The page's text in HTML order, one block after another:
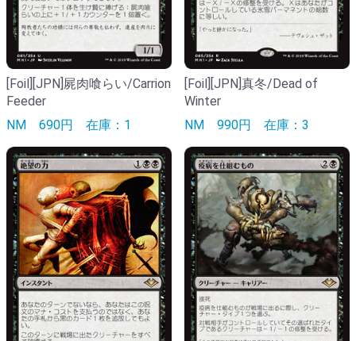
[Foil][JPN]屍肉喰らい/Carrion
Feeder
NM 690円 在庫：1
[Foil][JPN]真冬/Dead of
Winter
NM 990円 在庫：3